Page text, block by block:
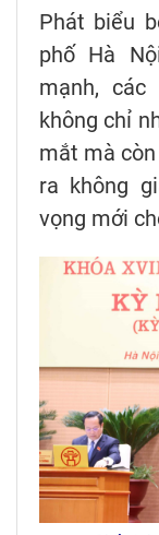
Phát biểu
phố Hà
mạnh,
không chỉ
mắt mà
ra không
vọng mới